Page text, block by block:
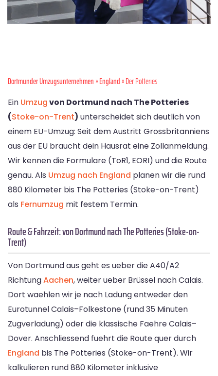
Dortmunder Umzugsunternehmen»England» Der Potteries
Ein Umzugvon Dortmund nach The Potteries
(Stoke-on-Trent) unterscheidet sich deutlich von
einem EU-Umzug: Seit dem Austritt Grossbritanniens
aus der EU braucht dein Hausrat eine Zollanmeldung.
Wir kennen die Formulare (ToR1, EORI) und die Route
genau. Als Umzug nach England planen wir die rund
880 Kilometer bis The Potteries (Stoke-on-Trent)
als Fernumzug mit festem Termin.
Route & Fahrzeit: von Dortmund nach The Potteries (Stoke-on-
Trent)
Von Dortmund aus geht es ueber die A40/A2
RichtungAachen, weiter ueber Brüssel nach Calais.
Dort waehlen wir je nach Ladung entweder den
Eurotunnel Calais–Folkestone (rund 35 Minuten
Zugverladung) oder die klassische Faehre Calais–
Dover. Anschliessend fuehrt die Route quer durch
England bis The Potteries (Stoke-on-Trent). Wir
kalkulieren rund 880 Kilometer inklusive